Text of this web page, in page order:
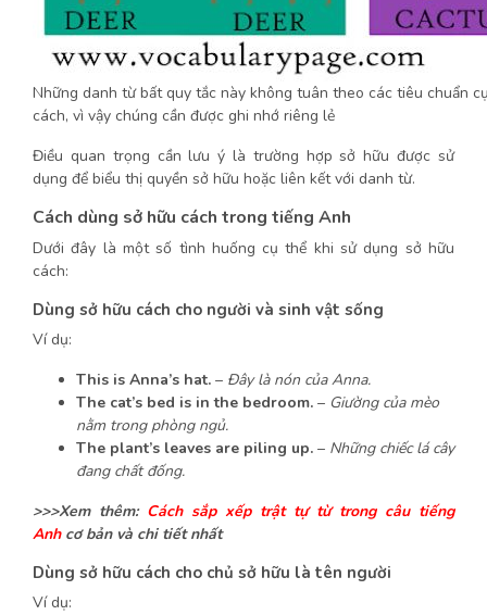
Những danh từ bất quy tắc này không tuân theo các tiêu chuẩn
cách, vì vậy chúng cần được ghi nhớ riêng lẻ
Điều quan trọng cần lưu ý là trường hợp sở hữu được sử
dụng để biểu thị quyền sở hữu hoặc liên kết với danh từ.
Cách dùng sở hữu cách trong tiếng Anh
Dưới đây là một số tình huống cụ thể khi sử dụng sở hữu
cách:
Dùng sở hữu cách cho người và sinh vật sống
Ví dụ:
This is Anna’s hat. – Đây là nón của Anna.
The cat’s bed is in the bedroom. – Giường của mèo
nằm trong phòng ngủ.
The plant’s leaves are piling up. – Những chiếc lá cây
đang chất đống.
>>>Xem thêm: Cách sắp xếp trật tự từ trong câu tiếng
Anhcơ bản và chi tiết nhất
Dùng sở hữu cách cho chủ sở hữu là tên người
Ví dụ: